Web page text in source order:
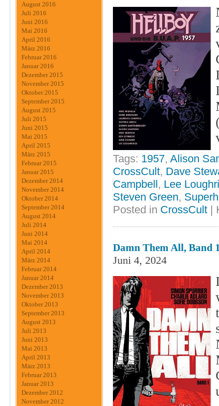
August 2016
Juli 2016
Juni 2016
Mai 2016
April 2016
März 2016
Februar 2016
Januar 2016
Dezember 2015
November 2015
Oktober 2015
September 2015
August 2015
Juli 2015
Juni 2015
Mai 2015
April 2015
März 2015
Februar 2015
Januar 2015
Dezember 2014
November 2014
Oktober 2014
September 2014
August 2014
Juli 2014
Juni 2014
Mai 2014
April 2014
März 2014
Februar 2014
Januar 2014
Dezember 2013
November 2013
Oktober 2013
September 2013
August 2013
Juli 2013
Juni 2013
Mai 2013
April 2013
März 2013
Februar 2013
Januar 2013
Dezember 2012
November 2012
Tags: 1957, Alison
CrossCult, Dave
Campbell, Lee
Steven Green,
Posted in CrossCult |
Damn Them All, Band
Juni 4, 2024